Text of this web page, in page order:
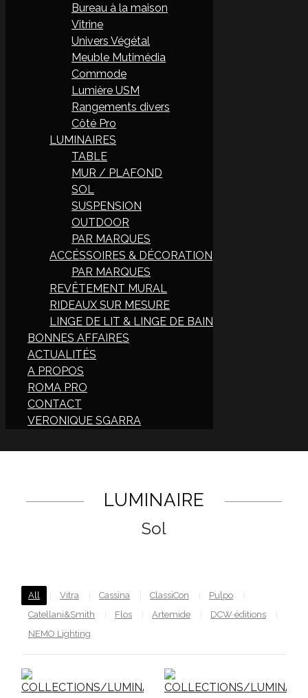
Bureau à la maison
Vitrine
Univers Végétal
Meuble Mutimédia
Commode
Lumière USM
Rangements divers
Côté Pro
LUMINAIRES
TABLE
MUR / PLAFOND
SOL
SUSPENSION
OUTDOOR
PAR MARQUES
ACCÉSSOIRES & DÉCORATION
PAR MARQUES
REVÊTEMENT MURAL
RIDEAUX SUR MESURE
LINGE DE LIT & LINGE DE BAIN
BONNES AFFAIRES
ACTUALITÉS
A PROPOS
ROMA PRO
CONTACT
VERONIQUE SGARRA
LUMINAIRE
Sol
All Vitra Cassina ClassiCon
Pulpo
Catellani&Smith
Flos Artemide
DCW éditions
NEMO Lighting